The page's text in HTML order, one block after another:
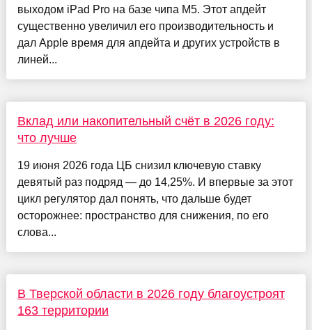
выходом iPad Pro на базе чипа М5. Этот апдейт
существенно увеличил его производительность и
дал Apple время для апдейта и других устройств в
линей...
Вклад или накопительный счёт в 2026 году:
что лучше
19 июня 2026 года ЦБ снизил ключевую ставку
девятый раз подряд — до 14,25%. И впервые за этот
цикл регулятор дал понять, что дальше будет
осторожнее: пространство для снижения, по его
слова...
В Тверской области в 2026 году благоустроят
163 территории